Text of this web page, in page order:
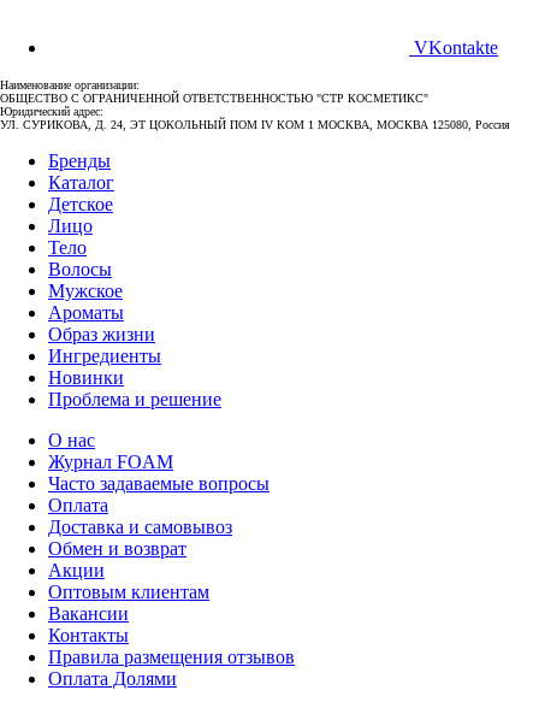
VKontakte
Наименование организации:
ОБЩЕСТВО С ОГРАНИЧЕННОЙ ОТВЕТСТВЕННОСТЬЮ "СТР КОСМЕТИКС"
Юридический адрес:
УЛ. СУРИКОВА, Д. 24, ЭТ ЦОКОЛЬНЫЙ ПОМ IV КОМ 1 МОСКВА, МОСКВА 125080, Россия
Бренды
Каталог
Детское
Лицо
Тело
Волосы
Мужское
Ароматы
Образ жизни
Ингредиенты
Новинки
Проблема и решение
О нас
Журнал FOAM
Часто задаваемые вопросы
Оплата
Доставка и самовывоз
Обмен и возврат
Акции
Оптовым клиентам
Вакансии
Контакты
Правила размещения отзывов
Оплата Долями